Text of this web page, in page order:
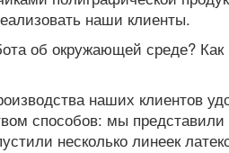
наши клиенты.
об окружающей среде?
наших клиентов
способов: мы представили
несколько линеек